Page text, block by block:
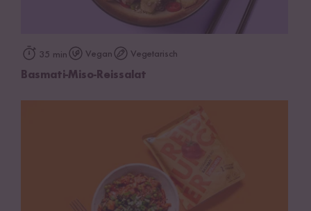
35 min Vegan Vegetarisch
Basmati-Miso-Reissalat